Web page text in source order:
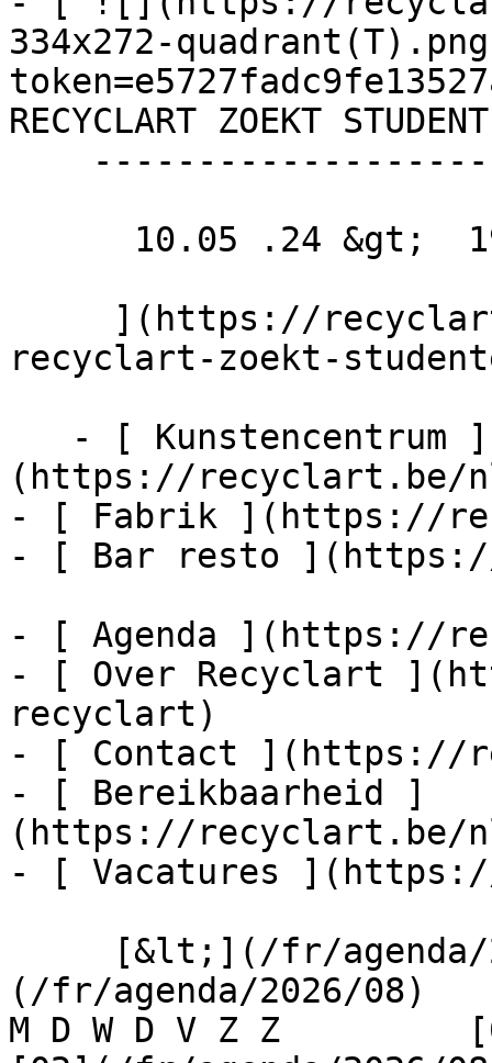
334x272-
RECYCLART ZOEKT
recyclart-zoekt-
(https://recyclart.be/
- [ Fabrik ](https://
- [ Bar resto
- [ Agenda ](https://
- [ Over Recyclart
recyclart)
- [ Contact ](https://
- [ Bereikbaarheid ]
(https://recyclart.be/
- [ Vacatures
(/fr/agenda/2026/08)
M D W D V Z Z